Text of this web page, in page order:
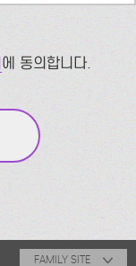
에 동의합니다.
FAMILY SITE